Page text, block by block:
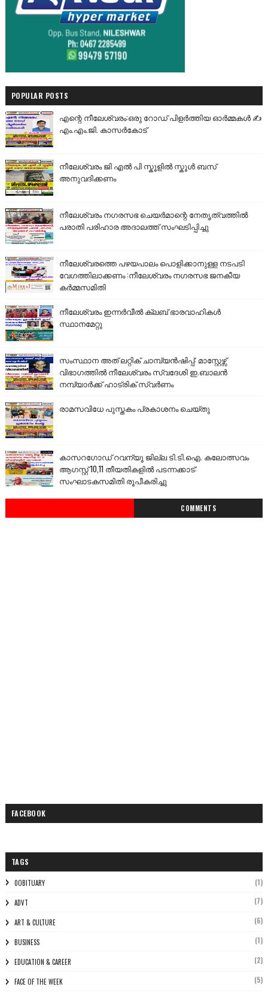
POPULAR POSTS
എന്റെ നീലേശ്വരം:ഒരു റോഡ് പിളർത്തിയ ഓർമ്മകൾ ✍️
എം.എം.ജി. കാസർകോട്
നീലേശ്വരം ജി എൽ പി സ്കൂളിൽ സ്കൂൾ ബസ്
അനുവദിക്കണം
നീലേശ്വരം നഗരസഭ ചെയർമാന്റെ നേതൃത്വത്തിൽ
പരാതി പരിഹാര അദാലത്ത് സംഘടിപ്പിച്ചു
നീലേശ്വരത്തെ പഴയപാലം പൊളിക്കാനുള്ള നടപടി
വേഗത്തിലാക്കണം :നീലേശ്വരം നഗരസഭ ജനകീയ
കർമ്മസമിതി
നീലേശ്വരം ഇന്നർവീൽ ക്ലബ് ഭാരവാഹികൾ
സ്ഥാനമേറ്റു
സംസ്ഥാന അത് ലറ്റിക് ചാമ്പ്യൻഷിപ്പ്: മാസ്റ്റേഴ്സ്
വിഭാഗത്തിൽ നീലേശ്വരം സ്വദേശി ഇ.ബാലൻ
നമ്പ്യാർക്ക് ഹാട്രിക് സ്വർണം
രാമസവിധേ പുസ്തകം പ്രകാശനം ചെയ്തു
കാസറഗോഡ് റവന്യൂ ജില്ല ടി.ടി.ഐ. കലോത്സവം
ആഗസ്റ്റ് 10,11 തീയതികളിൽ പടന്നക്കാട്:
സംഘാടകസമിതി രൂപീകരിച്ചു
COMMENTS
FACEBOOK
TAGS
0OBITUARY (1)
ADVT (7)
ART & CULTURE (6)
BUSINESS (1)
EDUCATION & CAREER (2)
FACE OF THE WEEK (5)